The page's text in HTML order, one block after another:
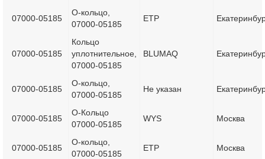
07000-05185
О-кольцо,
07000-05185
ETP
07000-05185
Кольцо
уплотнительное,
07000-05185
BLUMAQ
07000-05185
О-кольцо,
07000-05185
Не указан
07000-05185
О-Кольцо
07000-05185
WYS Москва
07000-05185
О-кольцо,
07000-05185
ETP Москва